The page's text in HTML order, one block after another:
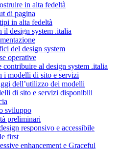
in alta fedeltà
di pagina
in alta fedeltà
il design system .italia
del design system
operative
contribuire al design system .italia
i modelli di sito e servizi
dell’utilizzo dei modelli
di sito e servizi disponibili
sviluppo
preliminari
responsivo e accessibile
first
enhancement e Graceful